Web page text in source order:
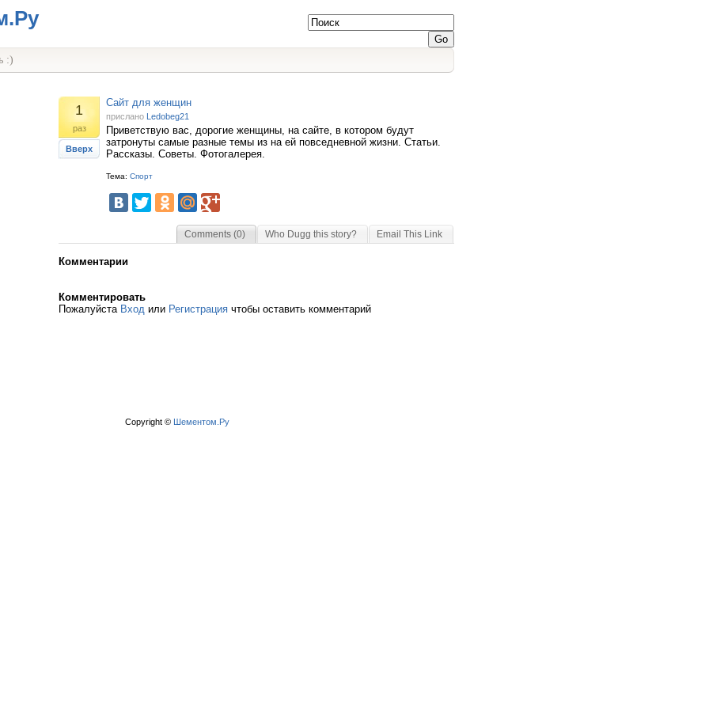
:)
1
раз
Вверх
Сайт для женщин
прислано Ledobeg21
Приветствую вас, дорогие женщины, на сайте, в котором будут
затронуты самые разные темы из на ей повседневной жизни. Статьи.
Рассказы. Советы. Фотогалерея.
Тема: Спорт
Comments (0) Who Dugg this story? Email This Link
Комментарии
Комментировать
Пожалуйста Вход или Регистрация чтобы оставить комментарий
Copyright © Шементом.Ру